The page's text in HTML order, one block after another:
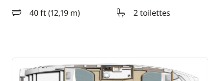
40 ft (12,19 m)
longueur 2 toilettes